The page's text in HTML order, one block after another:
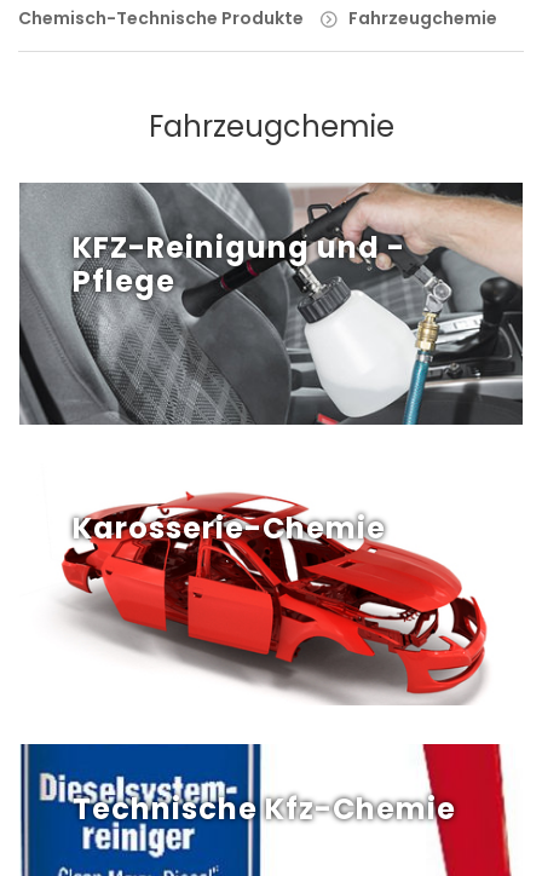
Chemisch-Technische Produkte Fahrzeugchemie
Fahrzeugchemie
KFZ-Reinigung und -
Pflege
Karosserie-Chemie
Technische Kfz-Chemie